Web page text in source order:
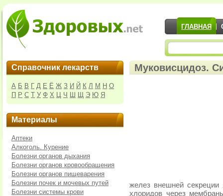
ГЛАВНАЯ
Справочник лекарств
А Б В Г Д Е Ё Ж З И Й К Л М Н О
П Р С Т У Ф Х Ц Ч Ш Щ Э Ю Я
Материалы
Аптеки
Алкоголь. Курение
Болезни органов дыхания
Болезни органов кровообращения
Болезни органов пищеварения
Болезни почек и мочевых путей
Болезни системы крови
Муковисцидоз.
желез внешней секреции
хлоридов через